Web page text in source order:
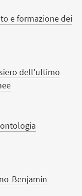
e formazione dei
dell'ultimo
Benjamin